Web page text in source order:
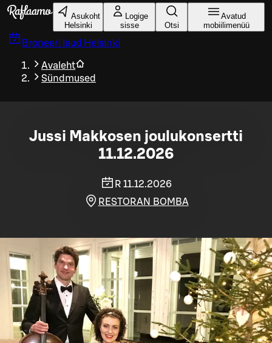
Liigu peamise sisu juurde
Asukoht
Helsinki
Logige
sisse
Otsi
Avatud
mobiilimenüü
Broneeri laud Helsinki
Avaleht
Sündmused
Jussi Makkosen joulukonsertti
11.12.2026
R 11.12.2026
RESTORAN BOMBA